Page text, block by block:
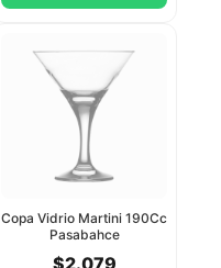
Copa Vidrio Martini 190Cc
Pasabahce
$2.079